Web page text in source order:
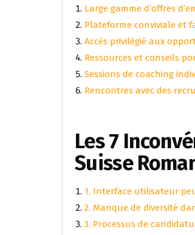
Large gamme d’offres
Plateforme conviviale et
Accès privilégié aux
Ressources et conseils
Sessions de coaching
Rencontres avec des
Les 7
Suisse
1. Interface utilisateur
2. Manque de diversité
3. Processus de